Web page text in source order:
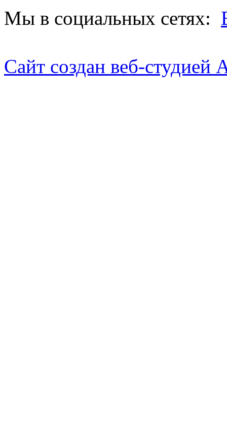
Мы в социальных сетях:
Сайт создан веб-студией